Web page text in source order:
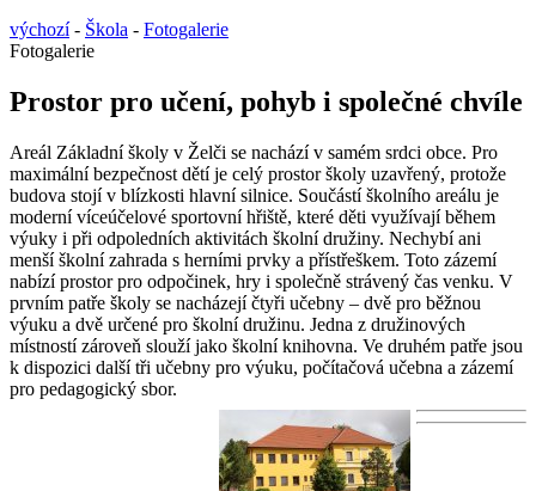
výchozí- Škola - Fotogalerie
Fotogalerie
Prostor pro učení, pohyb i společné chvíle
Areál Základní školy v Želči se nachází v samém srdci obce. Pro
maximální bezpečnost dětí je celý prostor školy uzavřený, protože
budova stojí v blízkosti hlavní silnice. Součástí školního areálu je
moderní víceúčelové sportovní hřiště, které děti využívají během
výuky i při odpoledních aktivitách školní družiny. Nechybí ani
menší školní zahrada s herními prvky a přístřeškem. Toto zázemí
nabízí prostor pro odpočinek, hry i společně strávený čas venku. V
prvním patře školy se nacházejí čtyři učebny – dvě pro běžnou
výuku a dvě určené pro školní družinu. Jedna z družinových
místností zároveň slouží jako školní knihovna. Ve druhém patře jsou
k dispozici další tři učebny pro výuku, počítačová učebna a zázemí
pro pedagogický sbor.